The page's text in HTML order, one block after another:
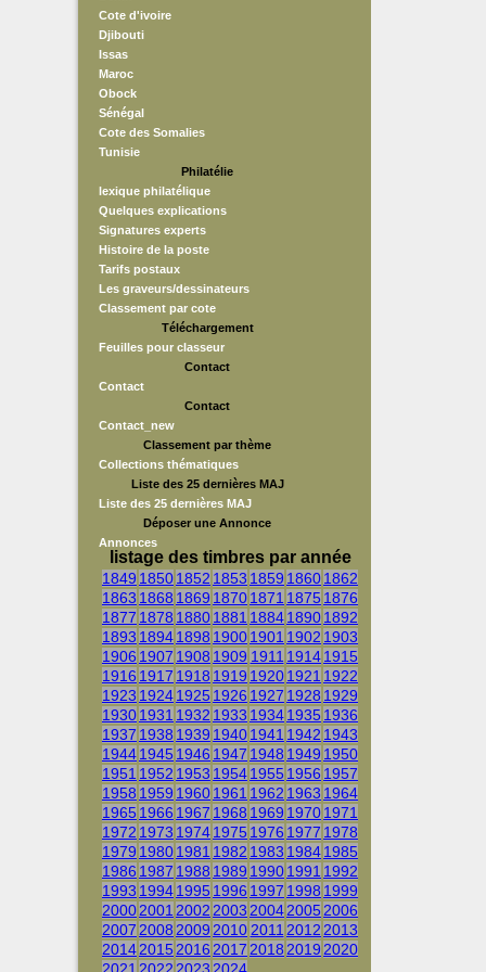
Cote d'ivoire
Djibouti
Issas
Maroc
Obock
Sénégal
Cote des Somalies
Tunisie
Philatélie
lexique philatélique
Quelques explications
Signatures experts
Histoire de la poste
Tarifs postaux
Les graveurs/dessinateurs
Classement par cote
Téléchargement
Feuilles pour classeur
Contact
Contact
Contact
Contact_new
Classement par thème
Collections thématiques
Liste des 25 dernières MAJ
Liste des 25 dernières MAJ
Déposer une Annonce
Annonces
listage des timbres par année
1849 18501852 1853 1859 18601862
1863 1868 1869 18701871 1875 1876
1877 1878 18801881 188418901892
1893 18941898 19001901 1902 1903
1906 1907 1908 1909 1911 19141915
1916 1917 1918 1919 19201921 1922
1923 19241925 1926 1927 1928 1929
19301931 1932 1933 19341935 1936
1937 1938 1939 19401941 1942 1943
19441945 1946 1947 1948 1949 1950
1951 1952 1953 19541955 1956 1957
1958 1959 19601961 1962 1963 1964
1965 1966 1967 1968 1969 19701971
1972 1973 19741975 1976 1977 1978
1979 19801981 1982 1983 19841985
1986 1987 1988 1989 19901991 1992
1993 19941995 1996 1997 1998 1999
20002001 2002 2003 20042005 2006
2007 2008 2009 2010 2011 2012 2013
20142015 2016 2017 2018 2019 2020